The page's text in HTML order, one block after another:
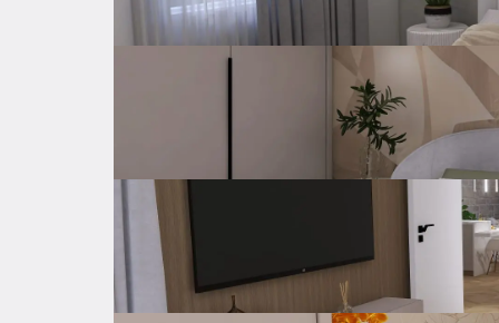
Dostupno od
Proljeće 2025
Samostalno
Klima uređaj
Privatan parking
Unutarnje stubište Balkon